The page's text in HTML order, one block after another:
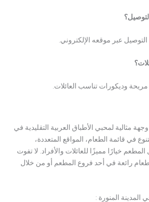
عبر موقعه الإلكتروني.
وديكورات تناسب العائلات.
وجهة مثالية لمحبي الأطباق العربية التقليدية في
في قائمة الطعام، المواقع المتعددة،
خيارًا مميزًا للعائلات والأفراد. لا تفوت
رائعة في أحد فروع المطعم أو من خلال
المنورة :